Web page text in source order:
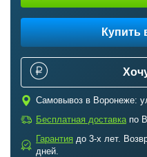
Купить
c Самовывоз в Воронеже:
a Бесплатная доставкапо
b
Гарантия до 3-х лет.
дней.